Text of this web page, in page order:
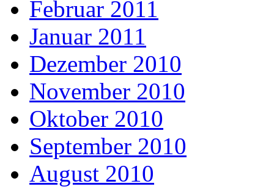
Februar 2011
Januar 2011
Dezember 2010
November 2010
Oktober 2010
September 2010
August 2010